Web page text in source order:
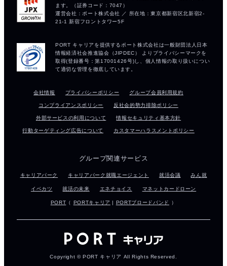
会社情報 プライバシーポリシー グループ会員利用規約
コンプライアンスポリシー 反社会的勢力排除ポリシー
外部サービスの利用について 情報セキュリティ基本方針
行動ターゲティング広告について カスタマーハラスメントポリシー